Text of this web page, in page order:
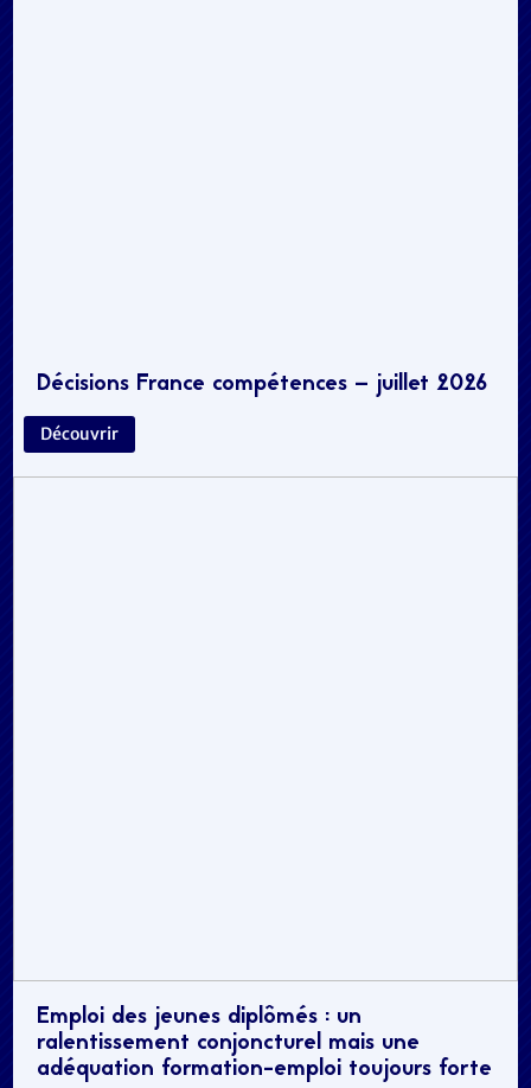
Décisions France compétences – juillet 2026
Découvrir
Emploi des jeunes diplômés : un
ralentissement conjoncturel mais une
adéquation formation-emploi toujours forte